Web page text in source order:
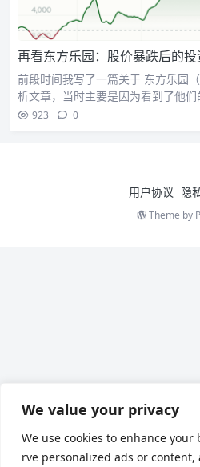
We value your privacy
We use cookies to enhance
rve personalized ads or
再看东方乐园：股价暴跌后的
前段时间我写了一篇关于 东方乐园
析文章，当时主要是因为看到了他
923 0
用户协议 隐
Theme by